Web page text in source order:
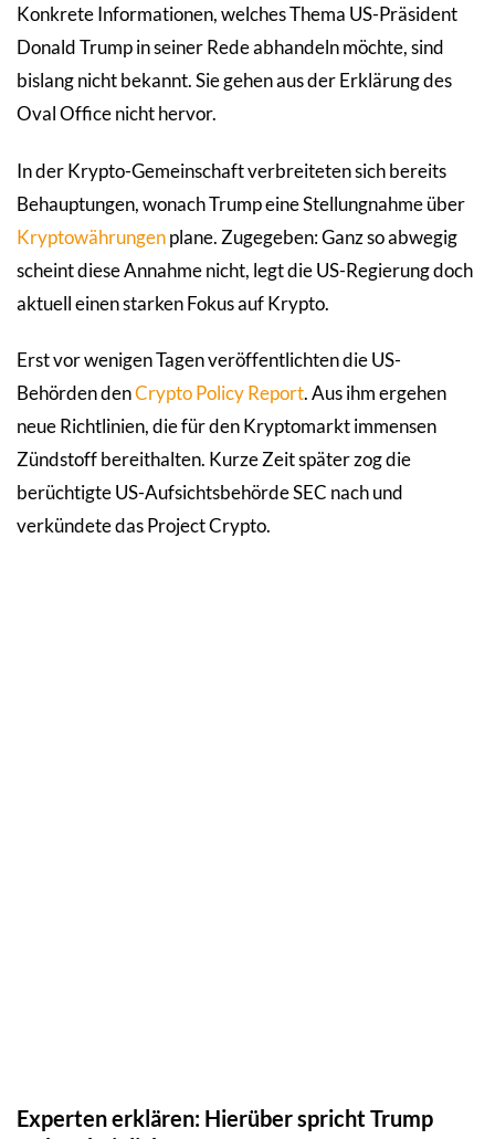
Konkrete Informationen, welches Thema US-Präsident
Donald Trump in seiner Rede abhandeln möchte, sind
bislang nicht bekannt. Sie gehen aus der Erklärung des
Oval Office nicht hervor.
In der Krypto-Gemeinschaft verbreiteten sich bereits
Behauptungen, wonach Trump eine Stellungnahme über
Kryptowährungenplane. Zugegeben: Ganz so abwegig
scheint diese Annahme nicht, legt die US-Regierung doch
aktuell einen starken Fokus auf Krypto.
Erst vor wenigen Tagen veröffentlichten die US-
Behörden denCrypto Policy Report. Aus ihm ergehen
neue Richtlinien, die für den Kryptomarkt immensen
Zündstoff bereithalten. Kurze Zeit später zog die
berüchtigte US-Aufsichtsbehörde SEC nach und
verkündete das Project Crypto.
Experten erklären: Hierüber spricht Trump